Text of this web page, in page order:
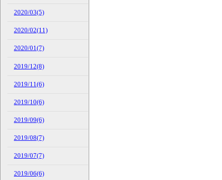
2020/03(5)
2020/02(11)
2020/01(7)
2019/12(8)
2019/11(6)
2019/10(6)
2019/09(6)
2019/08(7)
2019/07(7)
2019/06(6)